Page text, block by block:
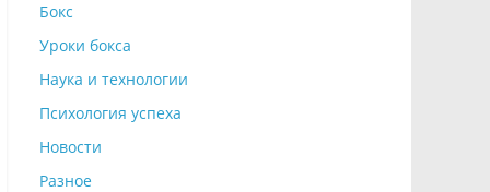
Бокс
Уроки бокса
Наука и технологии
Психология успеха
Новости
Разное